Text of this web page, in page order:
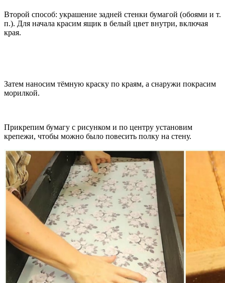
Второй способ: украшение задней стенки бумагой (обоями и т.
п.). Для начала красим ящик в белый цвет внутри, включая
края.
Затем наносим тёмную краску по краям, а снаружи покрасим
морилкой.
Прикрепим бумагу с рисунком и по центру установим
крепежи, чтобы можно было повесить полку на стену.